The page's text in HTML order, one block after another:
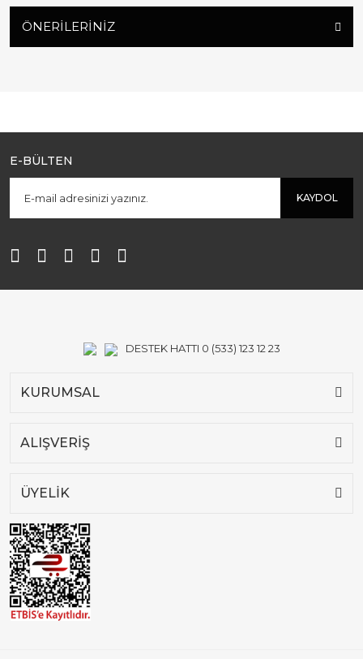
ÖNERILERINIZ
E-BÜLTEN
KAYDOL
DESTEK HATTI 0 (533) 123 12 23
KURUMSAL
ALIŞVERİŞ
ÜYELİK